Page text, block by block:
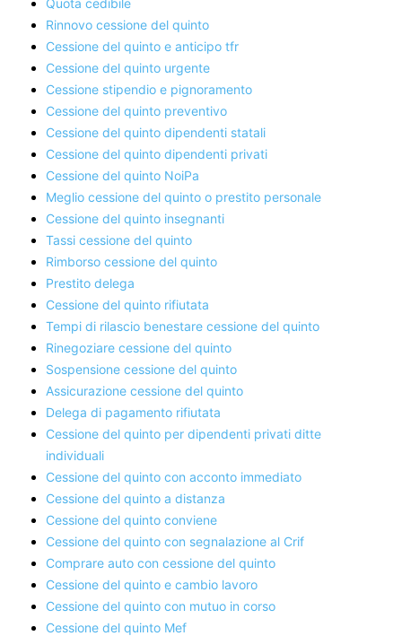
Quota cedibile
Rinnovo cessione del quinto
Cessione del quinto e anticipo tfr
Cessione del quinto urgente
Cessione stipendio e pignoramento
Cessione del quinto preventivo
Cessione del quinto dipendenti statali
Cessione del quinto dipendenti privati
Cessione del quinto NoiPa
Meglio cessione del quinto o prestito personale
Cessione del quinto insegnanti
Tassi cessione del quinto
Rimborso cessione del quinto
Prestito delega
Cessione del quinto rifiutata
Tempi di rilascio benestare cessione del quinto
Rinegoziare cessione del quinto
Sospensione cessione del quinto
Assicurazione cessione del quinto
Delega di pagamento rifiutata
Cessione del quinto per dipendenti privati ditte
individuali
Cessione del quinto con acconto immediato
Cessione del quinto a distanza
Cessione del quinto conviene
Cessione del quinto con segnalazione al Crif
Comprare auto con cessione del quinto
Cessione del quinto e cambio lavoro
Cessione del quinto con mutuo in corso
Cessione del quinto Mef